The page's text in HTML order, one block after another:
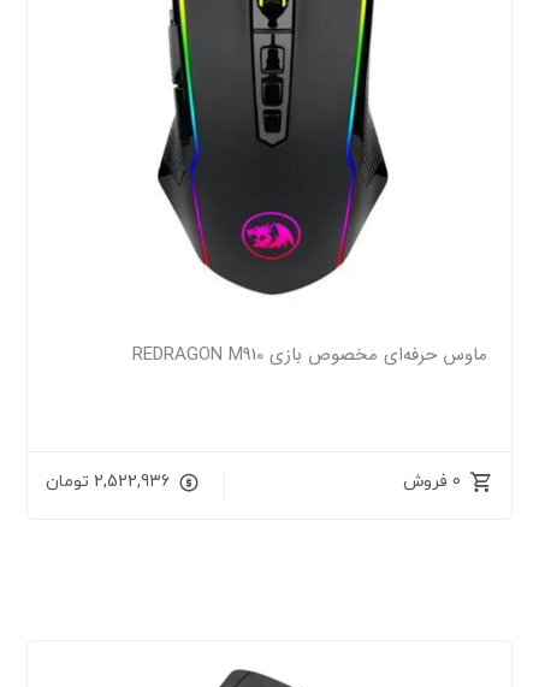
ماوس حرفه‌ای مخصوص بازی REDRAGON M910
0 فروش 2,522,936 تومان